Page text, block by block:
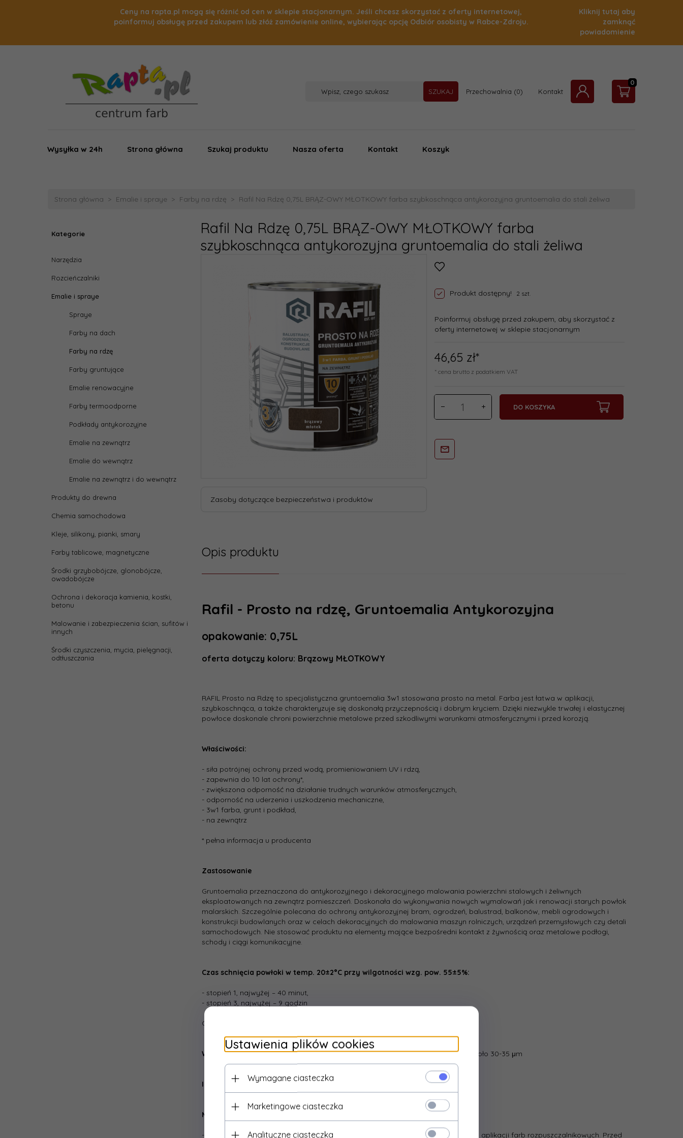
Ceny na rapta.pl mogą się różnić od cen w sklepie stacjonarnym. Jeśli chcesz skorzystać z oferty internetowej,
poinformuj obsługę przed zakupem lub złóż zamówienie online, wybierając opcję Odbiór osobisty w Rabce-Zdroju.
Kliknij tutaj aby
zamknąć
powiadomienie
SZUKAJ Przechowalnia Kontakt
0
Wysyłka w 24h Strona główna Szukaj produktu Nasza oferta Kontakt Koszyk
Strona główna Emalie i spraye Farby na rdzę Rafil Na Rdzę 0,75L BRĄZ-OWY MŁOTKOWY farba szybkoschnąca antykorozyjna gruntoemalia do stali żeliwa
Kategorie
Narzędzia
Rozcieńczalniki
Emalie i spraye
Spraye
Farby na dach
Farby na rdzę
Farby gruntujące
Emalie renowacyjne
Farby termoodporne
Podkłady antykorozyjne
Emalie na zewnątrz
Emalie do wewnątrz
Emalie na zewnątrz i do wewnątrz
Produkty do drewna
Chemia samochodowa
Kleje, silikony, pianki, smary
Farby tablicowe, magnetyczne
Środki grzybobójcze, glonobójcze,
owadobójcze
Ochrona i dekoracja kamienia, kostki,
betonu
Malowanie i zabezpieczenia ścian, sufitów i
innych
Środki czyszczenia, mycia, pielęgnacji,
odtłuszczania
Rafil Na Rdzę 0,75L BRĄZ-OWY MŁOTKOWY farba
szybkoschnąca antykorozyjna gruntoemalia do stali żeliwa
Zasoby dotyczące bezpieczeństwa i produktów
Produkt dostępny! 2 szt.
Poinformuj obsługę przed zakupem, aby skorzystać z
oferty internetowej w sklepie stacjonarnym
46,65 zł*
* cena brutto z podatkiem VAT
DO KOSZYKA
Opis produktu
Rafil - Prosto na rdzę, Gruntoemalia Antykorozyjna
opakowanie: 0,75L
oferta dotyczy koloru: Brązowy MŁOTKOWY
RAFIL Prosto na Rdzę to specjalistyczna gruntoemalia 3w1 stosowana prosto na metal. Farba jest łatwa w aplikacji,
szybkoschnąca, a także charakteryzuje się doskonałą przyczepnością i dobrym kryciem. Dzięki niezwykle trwałej i elastycznej
powłoce doskonale chroni powierzchnie metalowe przed szkodliwymi warunkami atmosferycznymi i przed korozją.
Właściwości:
- siła potrójnej ochrony przed wodą, promieniowaniem UV i rdzą,
- zapewnia do 10 lat ochrony*,
- zwiększona odporność na działanie trudnych warunków atmosferycznych,
- odporność na uderzenia i uszkodzenia mechaniczne,
- 3w1 farba, grunt i podkład,
- na zewnątrz
* pełna informacja u producenta
Zastosowanie
Gruntoemalia przeznaczona do antykorozyjnego i dekoracyjnego malowania powierzchni stalowych i żeliwnych
eksploatowanych na zewnątrz pomieszczeń. Doskonała do wykonywania nowych wymalowań jak i renowacji starych powłok
malarskich. Szczególnie polecana do ochrony antykorozyjnej bram, ogrodzeń, balustrad, balkonów, mebli ogrodowych i
konstrukcji budowlanych oraz w celach dekoracyjnych do malowania maszyn rolniczych, urządzeń przemysłowych czy detali
samochodowych. Nie stosować produktu na elementy mające bezpośredni kontakt z żywnością oraz metalowe podłogi,
schody i ciągi komunikacyjne.
Czas schnięcia powłoki w temp. 20±2°C przy wilgotności wzg. pow. 55±5%:
- stopień 1, najwyżej – 40 minut,
- stopień 3, najwyżej – 9 godzin
Obniżenie temperatury i/lub wzrost wilgotności może wydłużyć czas schnięcia.
Wydajność:do 10 m²/l przy jednokrotnym malowaniu, grubość suchej powłoki około 30-35 μm
Ilość warstw: 2-3 warstwy
Metody aplikacji:
- wałek - należy używać miękkiego wałka flokowego lub innego przeznczonego do aplikacji farb rozpuszczalnikowych. Przed
Ustawienia plików cookies
Wymagane ciasteczka
Marketingowe ciasteczka
Analityczne ciasteczka